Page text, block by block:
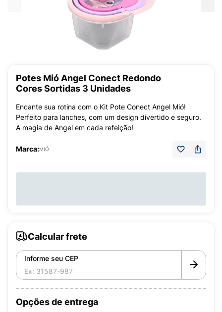
Potes Mió Angel Conect Redondo
Cores Sortidas 3 Unidades
Encante sua rotina com o Kit Pote Conect Angel Mió!
Perfeito para lanches, com um design divertido e seguro.
A magia de Angel em cada refeição!
Marca:MIÓ
Calcular frete
Informe seu CEP
Opções de entrega